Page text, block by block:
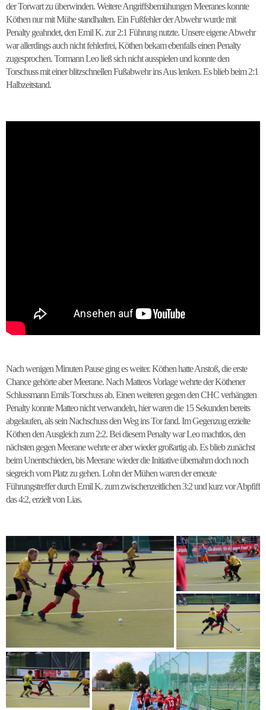
der Torwart zu überwinden. Weitere Angriffsbemühungen Meeranes konnte
Köthen nur mit Mühe standhalten. Ein Fußfehler der Abwehr wurde mit
Penalty geahndet, den Emil K. zur 2:1 Führung nutzte. Unsere eigene Abwehr
war allerdings auch nicht fehlerfrei, Köthen bekam ebenfalls einen Penalty
zugesprochen. Tormann Leo ließ sich nicht ausspielen und konnte den
Torschuss mit einer blitzschnellen Fußabwehr ins Aus lenken. Es blieb beim 2:1
Halbzeitstand.
Nach wenigen Minuten Pause ging es weiter. Köthen hatte Anstoß, die erste
Chance gehörte aber Meerane. Nach Matteos Vorlage wehrte der Köthener
Schlussmann Emils Torschuss ab. Einen weiteren gegen den CHC verhängten
Penalty konnte Matteo nicht verwandeln, hier waren die 15 Sekunden bereits
abgelaufen, als sein Nachschuss den Weg ins Tor fand. Im Gegenzug erzielte
Köthen den Ausgleich zum 2:2. Bei diesem Penalty war Leo machtlos, den
nächsten gegen Meerane wehrte er aber wieder großartig ab. Es blieb zunächst
beim Unentschieden, bis Meerane wieder die Initiative übernahm doch noch
siegreich vom Platz zu gehen. Lohn der Mühen waren der erneute
Führungstreffer durch Emil K. zum zwischenzeitlichen 3:2 und kurz vor Abpfiff
das 4:2, erzielt von Lias.